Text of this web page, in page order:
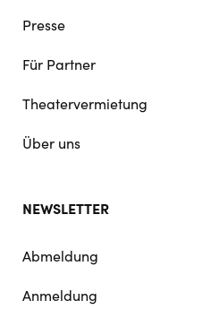
Presse
Für Partner
Theatervermietung
Über uns
NEWSLETTER
Abmeldung
Anmeldung